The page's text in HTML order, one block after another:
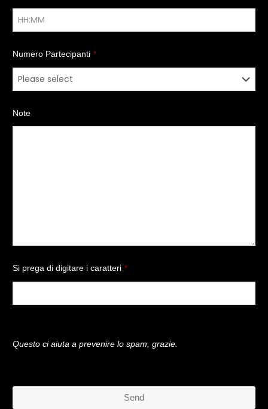
Numero Partecipanti *
Note
Si prega di digitare i caratteri *
Questo ci aiuta a prevenire lo spam, grazie.
Send